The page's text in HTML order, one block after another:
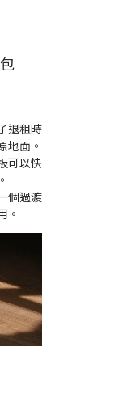
退租時
地面。
可以快
個過渡
。